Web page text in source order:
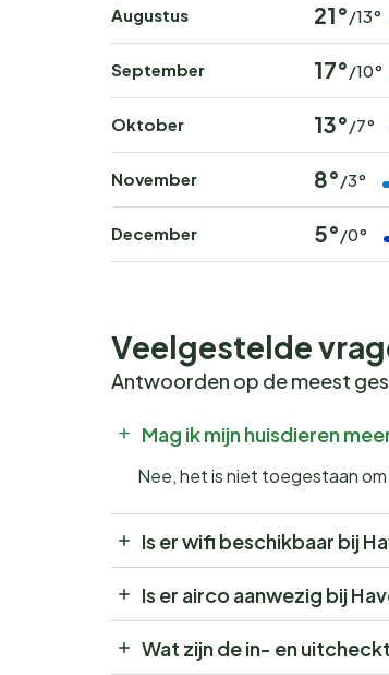
Augustus 21° /13°
September 17° /10°
Oktober 13° /7°
November 8° /3°
December 5° /0°
Veelgestelde
Antwoorden op de meest
Mag ik mijn huisdieren
Nee, het is niet toegestaan
Is er wifi beschikbaar bij
Is er airco aanwezig bij
Wat zijn de in- en